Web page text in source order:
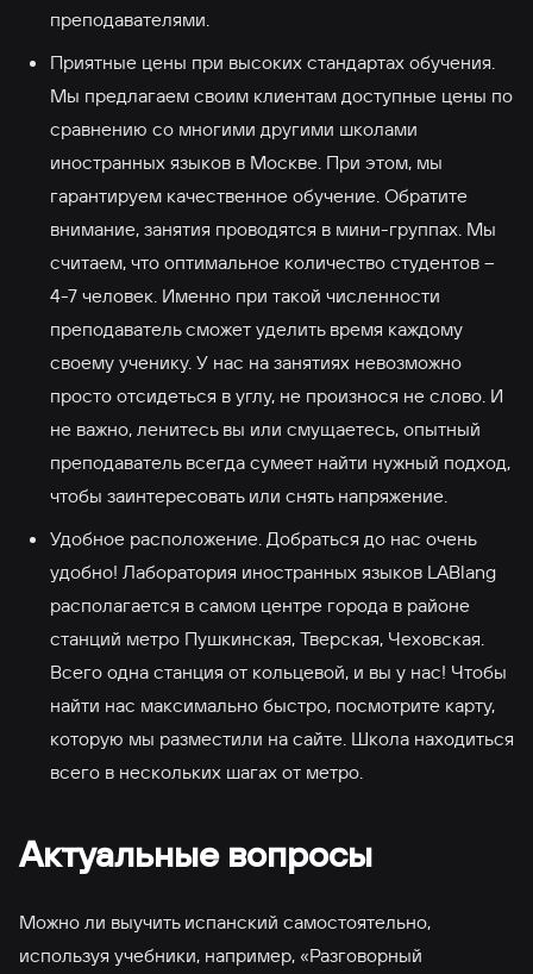
преподавателями.
Приятные цены при высоких стандартах обучения.
Мы предлагаем своим клиентам доступные цены по
сравнению со многими другими школами
иностранных языков в Москве. При этом, мы
гарантируем качественное обучение. Обратите
внимание, занятия проводятся в мини-группах. Мы
считаем, что оптимальное количество студентов –
4-7 человек. Именно при такой численности
преподаватель сможет уделить время каждому
своему ученику. У нас на занятиях невозможно
просто отсидеться в углу, не произнося не слово. И
не важно, ленитесь вы или смущаетесь, опытный
преподаватель всегда сумеет найти нужный подход,
чтобы заинтересовать или снять напряжение.
Удобное расположение. Добраться до нас очень
удобно! Лаборатория иностранных языков LABlang
располагается в самом центре города в районе
станций метро Пушкинская, Тверская, Чеховская.
Всего одна станция от кольцевой, и вы у нас! Чтобы
найти нас максимально быстро, посмотрите карту,
которую мы разместили на сайте. Школа находиться
всего в нескольких шагах от метро.
Актуальные вопросы
Можно ли выучить испанский самостоятельно,
используя учебники, например, «Разговорный